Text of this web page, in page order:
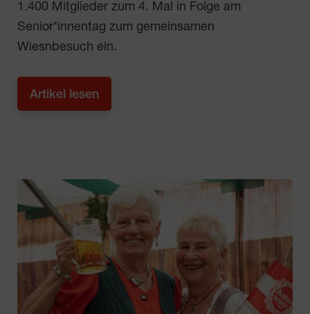
1.400 Mitglieder zum 4. Mal in Folge am
Senior*innentag zum gemeinsamen
Wiesnbesuch ein.
Artikel lesen